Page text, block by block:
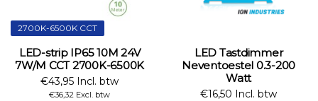
2700K-6500K CCT
LED-strip IP65 10M 24V
7W/M CCT 2700K-6500K
€43,95 Incl. btw
€36,32 Excl. btw
LED Tastdimmer
Neventoestel 0.3-200
Watt
€16,50 Incl. btw